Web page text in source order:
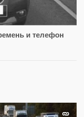
и телефон